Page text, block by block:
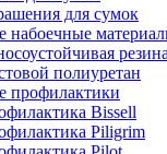
для сумок
набоечные
резина
полиуретан
профилактики
Bissell
Piligrim